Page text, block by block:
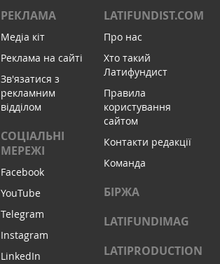
РЕКЛАМА
Медіа кіт
Реклама на сайті
Зв'язатися з
рекламним
відділом
СОЦІАЛЬНІ
МЕРЕЖІ
Facebook
YouTube
Telegram
Instagram
LinkedIn
LATIFUNDIST.COM
Про нас
Хто такий
Латифундист
Правила
користування
сайтом
Контакти редакції
Команда
БІРЖА
LATIFUNDIMAG
LATIPRODUCTION